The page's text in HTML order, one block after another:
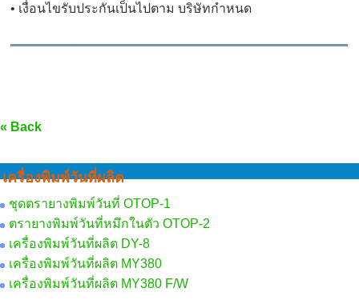
• เงื่อนไขรับประกันเป็นไปตาม บริษัทกำหนด
« Back
เครื่องพิมพ์วันที่ผลิต
ชุดตรายางพิมพ์วันที่ OTOP-1
ตรายางพิมพ์วันที่หมึกในตัว OTOP-2
เครื่องพิมพ์วันที่ผลิต DY-8
เครื่องพิมพ์วันที่ผลิต MY380
เครื่องพิมพ์วันที่ผลิต MY380 F/W